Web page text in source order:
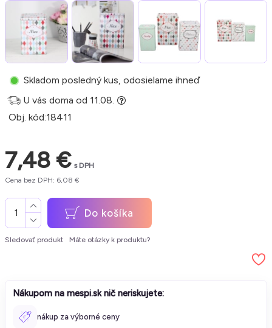
7,48 € s DPH
Cena bez DPH: 6,08 €
Skladom posledný kus, odosielame ihneď
U vás doma od 11.08.
Obj. kód:18411
Do košíka
Sledovať produkt Máte otázky k produktu?
Nákupom na mespi.sk nič neriskujete:
nákup za výborné ceny